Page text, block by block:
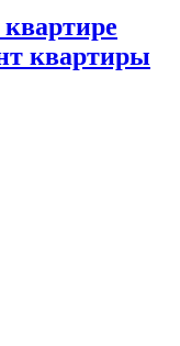
квартиры